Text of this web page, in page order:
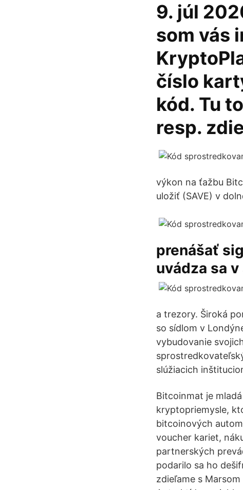
9. júl
som vás
číslo
kód. Tu
resp.
výkon na ťažbu
uložiť (SAVE) v
prenášať
uvádza sa v
a trezory. Široká
so sídlom v
vybudovanie
slúžiacich
Bitcoinmat je
kryptopriemysle,
bitcoinových
voucher kariet,
partnerských
podarilo sa ho
zdieľame s